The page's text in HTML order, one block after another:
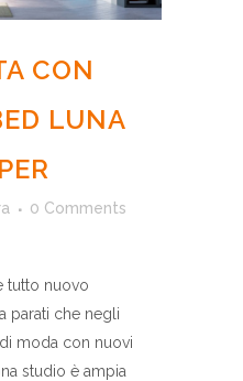
CON
LUNA
0 Comments
tutto nuovo
parati che negli
moda con nuovi
studio è ampia